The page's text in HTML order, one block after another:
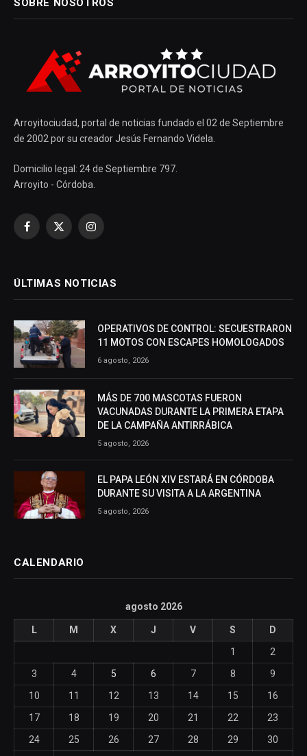
Arroyitociudad, portal de noticias fundado el 02 de Septiembre
de 2002 por su creador Jesús Fernando Videla.
Domicilio legal: 24 de Septiembre 797.
Arroyito - Córdoba.
Facebook
X
Instagram
ÚLTIMAS NOTICIAS
OPERATIVOS DE CONTROL: SECUESTRARON
11 MOTOS CON ESCAPES HOMOLOGADOS
6 agosto, 2026
MÁS DE 700 MASCOTAS FUERON
VACUNADAS DURANTE LA PRIMERA ETAPA
DE LA CAMPAÑA ANTIRRÁBICA
5 agosto, 2026
EL PAPA LEÓN XIV ESTARÁ EN CÓRDOBA
DURANTE SU VISITA A LA ARGENTINA
5 agosto, 2026
CALENDARIO
agosto 2026
L M X J V S
D
1
2
3
4 5 6 7 8
9
10
11 12 13 14 15
16
17
18 19 20 21 22
23
24
25 26 27 28 29 30